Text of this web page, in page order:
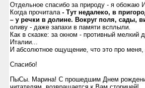
Отдельное спасибо за природу - я обожаю
Когда прочитала - Тут недалеко, в
– у речки в долине. Вокруг поля, сады,
оливу - даже запахи в памяти всплыли.
Как в сказке: за окном - противный
Италии...
И абсолютное ощущение, что это про меня,
Спасибо!
ПыСы. Марина! С прошедшим Днем